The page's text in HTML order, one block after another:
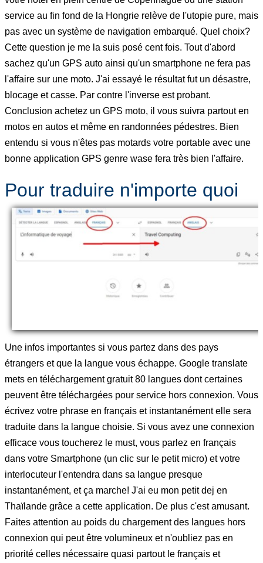
service au fin fond de la Hongrie relève de l'utopie pure, mais
pas avec un système de navigation embarqué. Quel choix?
Cette question je me la suis posé cent fois. Tout d'abord
sachez qu'un GPS auto ainsi qu'un smartphone ne fera pas
l'affaire sur une moto. J'ai essayé le résultat fut un désastre,
blocage et casse. Par contre l'inverse est probant.
Conclusion achetez un GPS moto, il vous suivra partout en
motos en autos et même en randonnées pédestres. Bien
entendu si vous n'êtes pas motards votre portable avec une
bonne application GPS genre wase fera très bien l'affaire.
Pour traduire n'importe quoi
Une infos importantes si vous partez dans des pays
étrangers et que la langue vous échappe. Google translate
mets en téléchargement gratuit 80 langues dont certaines
peuvent être téléchargées pour service hors connexion. Vous
écrivez votre phrase en français et instantanément elle sera
traduite dans la langue choisie. Si vous avez une connexion
efficace vous toucherez le must, vous parlez en français
dans votre Smartphone (un clic sur le petit micro) et votre
interlocuteur l'entendra dans sa langue presque
instantanément, et ça marche! J'ai eu mon petit dej en
Thaïlande grâce a cette application. De plus c'est amusant.
Faites attention au poids du chargement des langues hors
connexion qui peut être volumineux et n'oubliez pas en
priorité celles nécessaire quasi partout le français et